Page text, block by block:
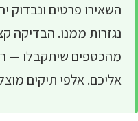
השאירו פרטים ונבדוק
נגזרות ממנו. הבדיקה
מהכספים שיתקבלו —
אליכם. אלפי תיקים